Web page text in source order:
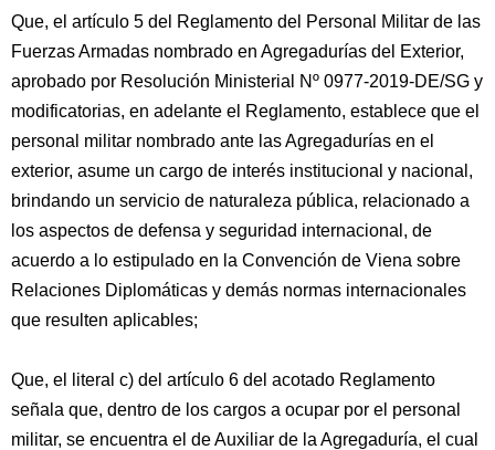
Que, el artículo 5 del Reglamento del Personal Militar de las
Fuerzas Armadas nombrado en Agregadurías del Exterior,
aprobado por Resolución Ministerial Nº 0977-2019-DE/SG y
modificatorias, en adelante el Reglamento, establece que el
personal militar nombrado ante las Agregadurías en el
exterior, asume un cargo de interés institucional y nacional,
brindando un servicio de naturaleza pública, relacionado a
los aspectos de defensa y seguridad internacional, de
acuerdo a lo estipulado en la Convención de Viena sobre
Relaciones Diplomáticas y demás normas internacionales
que resulten aplicables;
Que, el literal c) del artículo 6 del acotado Reglamento
señala que, dentro de los cargos a ocupar por el personal
militar, se encuentra el de Auxiliar de la Agregaduría, el cual